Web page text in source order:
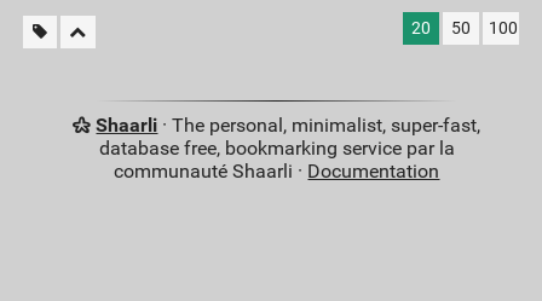
20 50 100
Shaarli · The personal, minimalist, super-fast,
database free, bookmarking service par la
communauté Shaarli · Documentation